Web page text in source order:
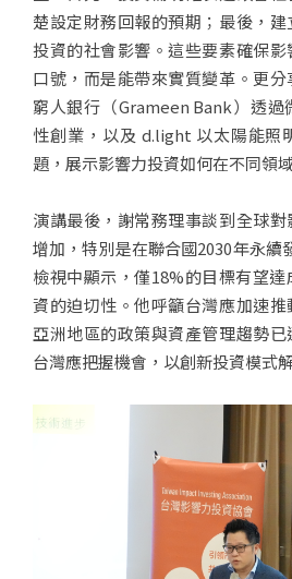
楚設定財務回報的預期；最後，
投資的社會影響。這些要素確保
口號，而是能帶來實質變革。更
窮人銀行（Grameen Bank）透
性創業，以及 d.light 以太陽能照
題，展示影響力投資如何在不同領
演講最後，謝常務理事談到全球
增加，特別是在聯合國2030年永續
檢視中顯示，僅18%的目標有望
資的迫切性。他呼籲台灣應加速
亞洲地區的政策與資產管理趨勢已
台灣應把握機會，以創新投資模式